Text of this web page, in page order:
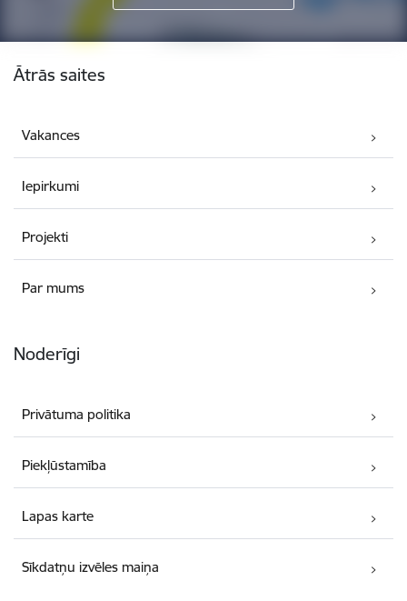
Ātrās saites
Vakances
Iepirkumi
Projekti
Par mums
Noderīgi
Privātuma politika
Piekļūstamība
Lapas karte
Sīkdatņu izvēles maiņa